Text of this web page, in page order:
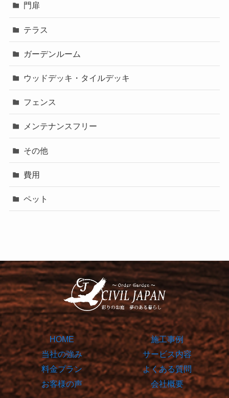
門扉
テラス
ガーデンルーム
ウッドデッキ・タイルデッキ
フェンス
メンテナンスフリー
その他
費用
ペット
HOME
施工事例
当社の強み
サービス内容
料金プラン
よくある質問
お客様の声
会社概要